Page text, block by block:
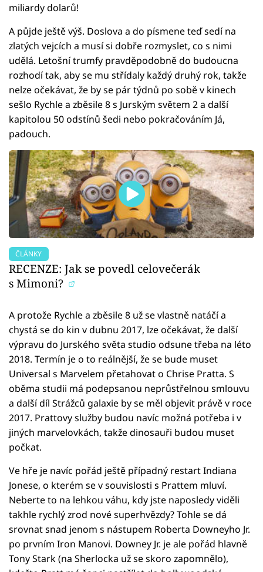
miliardy dolarů!
A půjde ještě výš. Doslova a do písmene teď sedí na
zlatých vejcích a musí si dobře rozmyslet, co s nimi
udělá. Letošní trumfy pravděpodobně do budoucna
rozhodí tak, aby se mu střídaly každý druhý rok, takže
nelze očekávat, že by se pár týdnů po sobě v kinech
sešlo Rychle a zběsile 8 s Jurským světem 2 a další
kapitolou 50 odstínů šedi nebo pokračováním Já,
padouch.
ČLÁNKY
RECENZE: Jak se povedl celovečerák
s Mimoni?
A protože Rychle a zběsile 8 už se vlastně natáčí a
chystá se do kin v dubnu 2017, lze očekávat, že další
výpravu do Jurského světa studio odsune třeba na léto
2018. Termín je o to reálnější, že se bude muset
Universal s Marvelem přetahovat o Chrise Pratta. S
oběma studii má podepsanou neprůstřelnou smlouvu
a další díl Strážců galaxie by se měl objevit právě v roce
2017. Prattovy služby budou navíc možná potřeba i v
jiných marvelovkách, takže dinosauři budou muset
počkat.
Ve hře je navíc pořád ještě případný restart Indiana
Jonese, o kterém se v souvislosti s Prattem mluví.
Neberte to na lehkou váhu, kdy jste naposledy viděli
takhle rychlý zrod nové superhvězdy? Tohle se dá
srovnat snad jenom s nástupem Roberta Downeyho Jr.
po prvním Iron Manovi. Downey Jr. je ale pořád hlavně
Tony Stark (na Sherlocka už se skoro zapomnělo),